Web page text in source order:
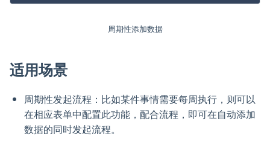
周期性添加数据
适用场景
周期性发起流程：比如某件事情需要每周执行，则可以
在相应表单中配置此功能，配合流程，即可在自动添加
数据的同时发起流程。